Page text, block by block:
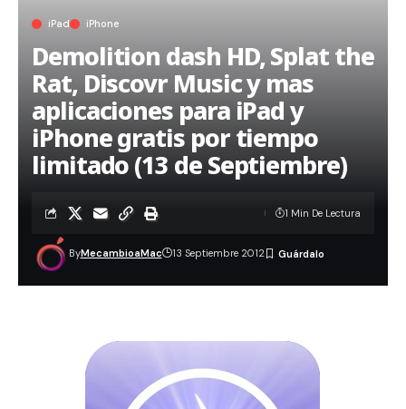
iPad iPhone
Demolition dash HD, Splat the
Rat, Discovr Music y mas
aplicaciones para iPad y
iPhone gratis por tiempo
limitado (13 de Septiembre)
ByMecambioaMac 13 Septiembre 2012
1 Min De Lectura